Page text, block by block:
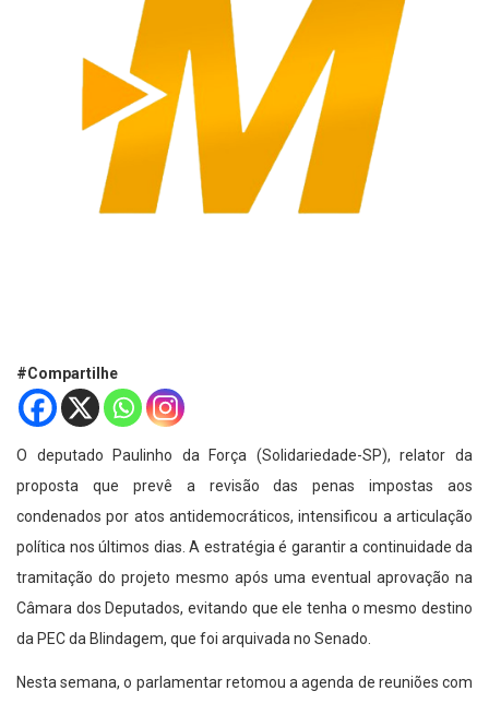
#Compartilhe
O deputado Paulinho da Força (Solidariedade-SP), relator da
proposta que prevê a revisão das penas impostas aos
condenados por atos antidemocráticos, intensificou a articulação
política nos últimos dias. A estratégia é garantir a continuidade da
tramitação do projeto mesmo após uma eventual aprovação na
Câmara dos Deputados, evitando que ele tenha o mesmo destino
da PEC da Blindagem, que foi arquivada no Senado.
Nesta semana, o parlamentar retomou a agenda de reuniões com